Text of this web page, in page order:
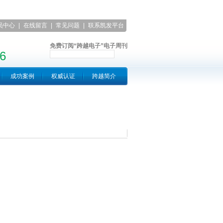
中心 在线留言 常见问题
联系凯发平台
免费订阅“跨越电子”电子周刊
成功案例 权威认证 跨越简介